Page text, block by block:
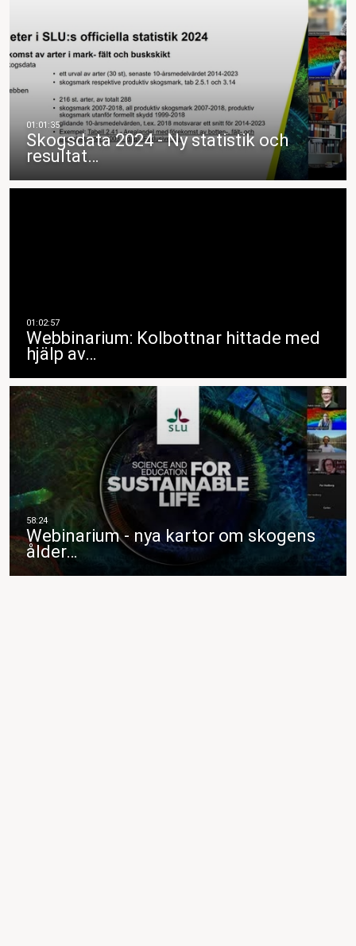
Skogsdata 2024 - Ny statistik och
resultat…
Webbinarium: Kolbottnar hittade med
hjälp av…
Webinarium - nya kartor om skogens
ålder…